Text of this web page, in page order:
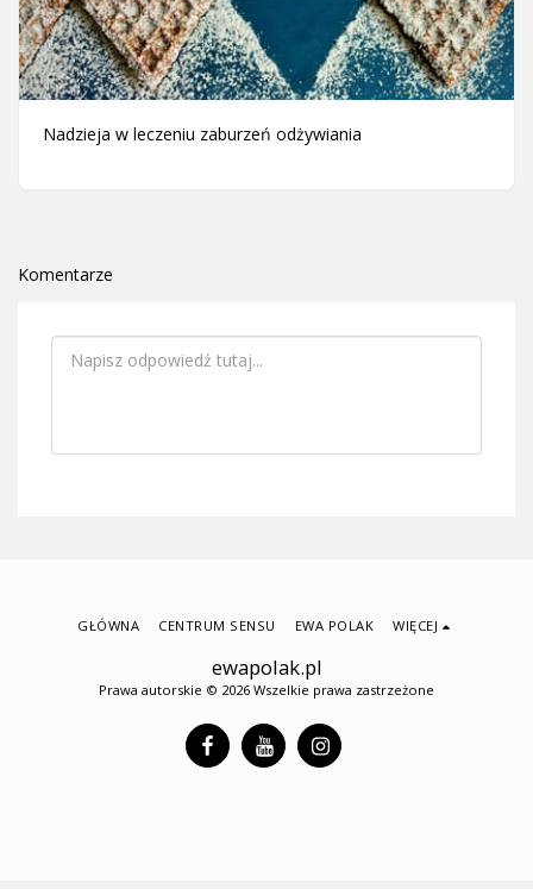
Nadzieja w leczeniu zaburzeń odżywiania
Komentarze
ewapolak.pl
Prawa autorskie © 2026 Wszelkie prawa zastrzeżone
GŁÓWNA CENTRUM SENSU EWA POLAK WIĘCEJ